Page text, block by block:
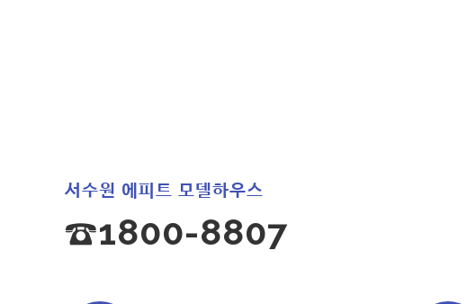
서수원 에피트 모델하우스
☎1800-8807